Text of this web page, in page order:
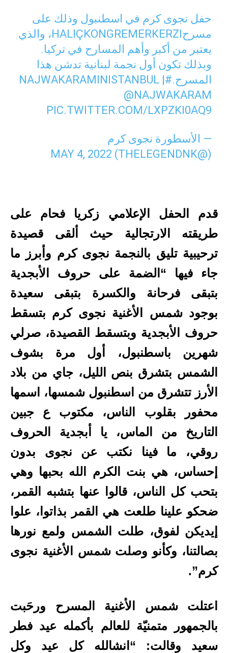
حفل نجوى كرم في اسطنبول وذلك على
مسرحHALIÇKONGREMERKERZI، والذي
يعتبر من أكبر وأهم المسارح في تركيا.
وبذلك تكون أول نجمة لبنانية تدشن هذا
المسرح.#NAJWAKARAMINISTANBUL
|
@NAJWAKARAM
PIC.TWITTER.COM/LXPZKI0AQ9
— الأسطورة نجوى كرم
(@THELEGENDNK)
MAY 4, 2022
قدم الحفل الإعلامي زكريا فحام على
طريقته الارتجالية حيث ألقى قصيدة
ترحيبية تليق بالنجمة نجوى كرم وأبرز ما
جاء فيها “الضمة على حروف الأبجدية
بتبقى فرحانة والكسرة بتبقى سعيدة
بوجود شمس الأغنية نجوى كرم بتسقط
حروف الأبجدية وبتسقط القصيدة، صرلي
شهرين باسطنبول، أول مرة بشوف
الشمس بتشرق بنص الليل، جاي من بلاد
الأرز تتشرق من اسطنبول شمسها، اسمها
محفور بقلوب الناس، مكتوب ع جبين
التاريخ من الماس، يا أبجدية الحروف
روقي، ما فينا نكتب عن نجوى بدون
إحساس، هي بنت الكرم الله بحبها وهي
بتحب كل الناس، قالوا عنها بتشبه القمر،
ضحكو علينا طلعت هي القمر بذاتوا، علوا
إيديكن لفوق، طلت الشمس ولمع نورها
بصالتنا، وكأنو وصلت شمس الأغنية نجوى
كرم”.
اعتلت شمس الأغنية المسرح ورحَبت
بالجمهور متمنيّة للعالم بأكمله عيد فطر
سعيد وقالت: “انشالله كل عيد وكل